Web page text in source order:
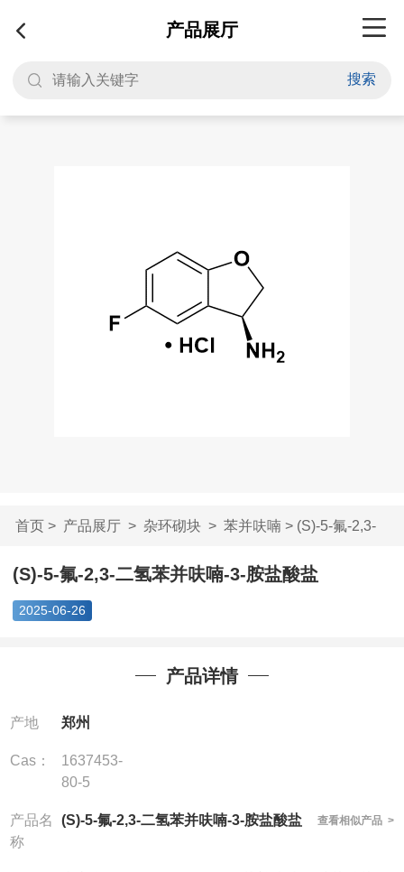
产品展厅
搜索
首页> 产品展厅> 杂环砌块> 苯并呋喃 > (S)-5-氟-2,3-
二氢苯并呋喃-3-...
(S)-5-氟-2,3-二氢苯并呋喃-3-胺盐酸盐
2025-06-26
产品详情
产地 郑州
Cas：
1637453-
80-5
产品名
称
(S)-5-氟-2,3-二氢苯并呋喃-3-胺盐酸盐 查看相似产品 >